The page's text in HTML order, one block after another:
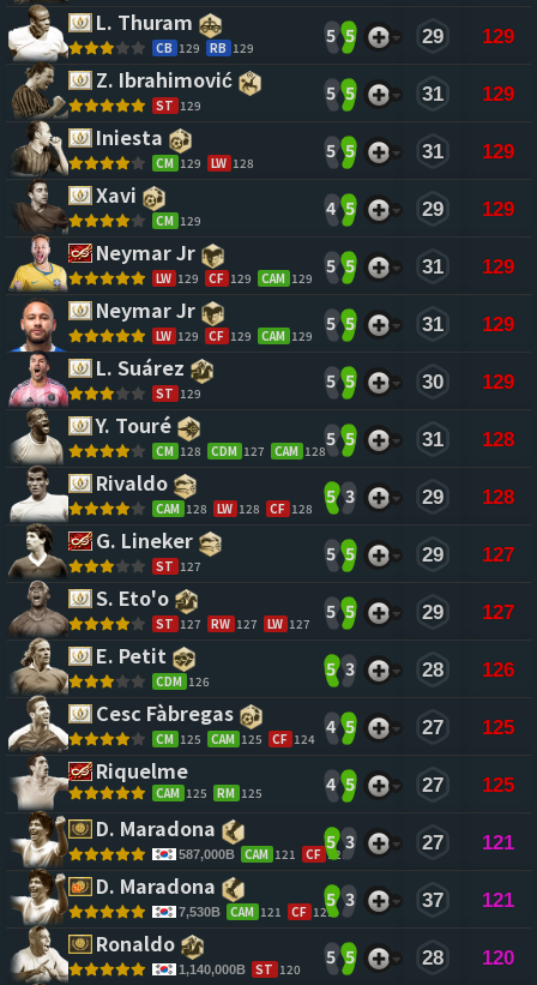
L. Thuram
CB 129 RB 129
5 5 29 129
Z. Ibrahimović
ST 129
5 5 31 129
Iniesta
CM 129 LW 128
5 5 31 129
Xavi
CM 129
4 5 29 129
Neymar Jr
LW 129 CF 129 CAM 129
5 5 31 129
Neymar Jr
LW 129 CF 129 CAM 129
5 5 31 129
L. Suárez
ST 129
5 5 30 129
Y. Touré
CM 128 CDM 127 CAM 128
5 5 31 128
Rivaldo
CAM 128 LW 128 CF 128
5 3 29 128
G. Lineker
ST 127
5 5 29 127
S. Eto'o
ST 127 RW 127 LW 127
5 5 29 127
E. Petit
CDM 126
5 3 28 126
Cesc Fàbregas
CM 125 CAM 125 CF 124
4 5 27 125
Riquelme
CAM 125 RM 125 4 5 27 125
D. Maradona
587,000B CAM 121 CF 121
5 3 27 121
D. Maradona
7,530B CAM 121 CF 121
5 3 37 121
Ronaldo
1,140,000B ST 120
5 5 28 120